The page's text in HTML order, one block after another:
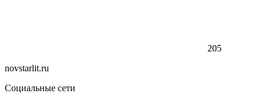
205
novstarlit.ru
Социальные сети